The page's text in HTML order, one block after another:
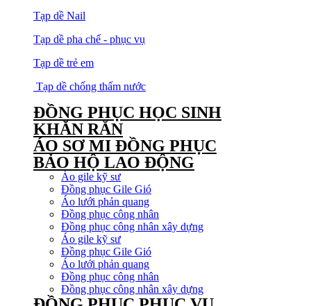
Tạp dề Nail
Tạp dề pha chế - phục vụ
Tạp dề trẻ em
Tạp dề chống thấm nước
ĐỒNG PHỤC HỌC SINH
KHĂN RẰN
ÁO SƠ MI ĐỒNG PHỤC
BẢO HỘ LAO ĐỘNG
Áo gile kỹ sư
Đồng phục Gile Gió
Áo lưới phản quang
Đồng phục công nhân
Đồng phục công nhân xây dựng
Áo gile kỹ sư
Đồng phục Gile Gió
Áo lưới phản quang
Đồng phục công nhân
Đồng phục công nhân xây dựng